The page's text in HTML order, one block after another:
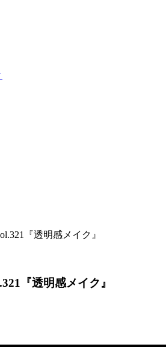
『透明感メイク』
『透明感メイク』